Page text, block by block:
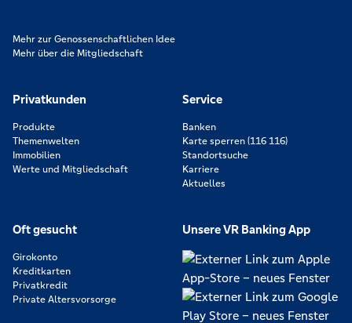
Mehr zur Genossenschaftlichen Idee
Mehr über die Mitgliedschaft
Privatkunden
Produkte
Themenwelten
Immobilien
Werte und Mitgliedschaft
Service
Banken
Karte sperren (116 116)
Standortsuche
Karriere
Aktuelles
Oft gesucht
Girokonto
Kreditkarten
Privatkredit
Private Altersvorsorge
Unsere VR Banking App